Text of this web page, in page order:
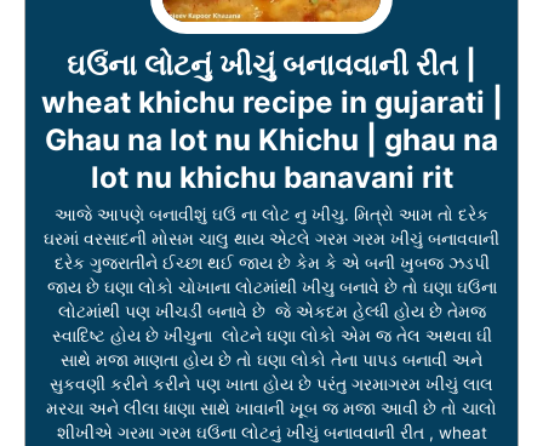
ઘઉંના લોટનું ખીચું બનાવવાની રીત |
wheat khichu recipe in gujarati |
Ghau na lot nu Khichu | ghau na
lot nu khichu banavani rit
આજે આપણે બનાવીશું ઘઉં ના લોટ નુ ખીચુ. મિત્રો આમ તો દરેક
ઘરમાં વરસાદની મોસમ ચાલુ થાય એટલે ગરમ ગરમ ખીચું બનાવવાની
દરેક ગુજરાતીને ઈચ્છા થઈ જાય છે કેમ કે એ બની ખુબજ ઝડપી
જાય છે ઘણા લોકો ચોખાના લોટમાંથી ખીચુ બનાવે છે તો ઘણા ઘઉંના
લોટમાંથી પણ ખીચડી બનાવે છે જે એકદમ હેલ્ધી હોય છે તેમજ
સ્વાદિષ્ટ હોય છે ખીચુના લોટને ઘણા લોકો એમ જ તેલ અથવા ઘી
સાથે મજા માણતા હોય છે તો ઘણા લોકો તેના પાપડ બનાવી અને
સુકવણી કરીને કરીને પણ ખાતા હોય છે પરંતુ ગરમાગરમ ખીચું લાલ
મરચા અને લીલા ધાણા સાથે ખાવાની ખૂબ જ મજા આવી છે તો ચાલો
શીખીએ ગરમા ગરમ ઘઉંના લોટનું ખીચું બનાવવાની રીત , wheat